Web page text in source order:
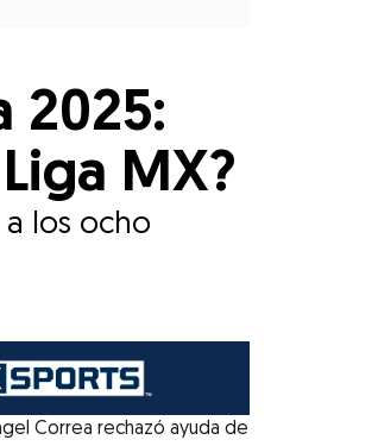
2025:
MX?
los ocho
Correa rechazó ayuda de